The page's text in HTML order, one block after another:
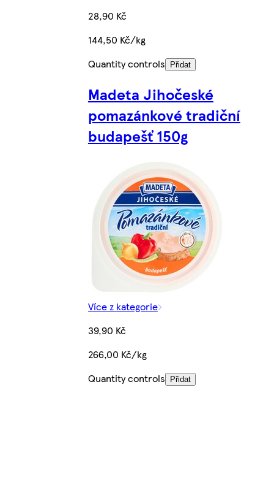
28,90 Kč
144,50 Kč/kg
Quantity controls
Přidat
Madeta Jihočeské
pomazánkové tradiční
budapešť 150g
Více z kategorie
39,90 Kč
266,00 Kč/kg
Quantity controls
Přidat